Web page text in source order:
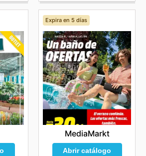
Expira en 5 días
MediaMarkt
Abrir catálogo